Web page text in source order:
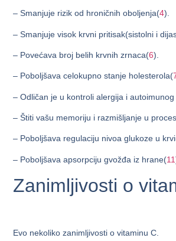
– Smanjuje rizik od hroničnih oboljenja(4).
– Smanjuje visok krvni pritisak(sistolni i
– Povećava broj belih krvnih zrnaca(6).
– Poboljšava celokupno stanje holesterola(
– Odličan je u kontroli alergija i
– Štiti vašu memoriju i razmišljanje u
– Poboljšava regulaciju nivoa glukoze u
– Poboljšava apsorpciju gvožđa iz hrane(11
Zanimljivosti o
Evo nekoliko zanimljivosti o vitaminu C.